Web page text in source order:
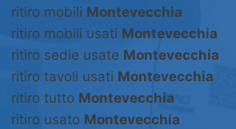
ritiro mobili Montevecchia
ritiro mobili usati Montevecchia
ritiro sedie usate Montevecchia
ritiro tavoli usati Montevecchia
ritiro tutto Montevecchia
ritiro usato Montevecchia